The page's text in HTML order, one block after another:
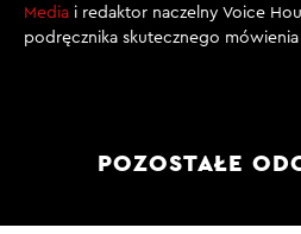
Media i redaktor naczelny Voice
podręcznika skutecznego
POZOSTAŁE